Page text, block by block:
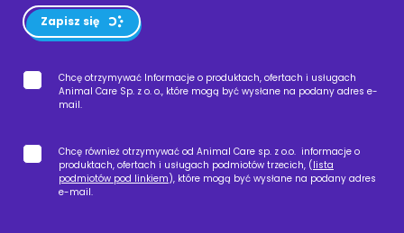
Zapisz się
Chcę otrzymywać Informacje o produktach, ofertach i usługach
Animal Care Sp. z o. o., które mogą być wysłane na podany adres e-
mail.
Chcę również otrzymywać od Animal Care sp. z o.o. informacje o
produktach, ofertach i usługach podmiotów trzecich, (lista
podmiotów pod linkiem), które mogą być wysłane na podany adres
e-mail.